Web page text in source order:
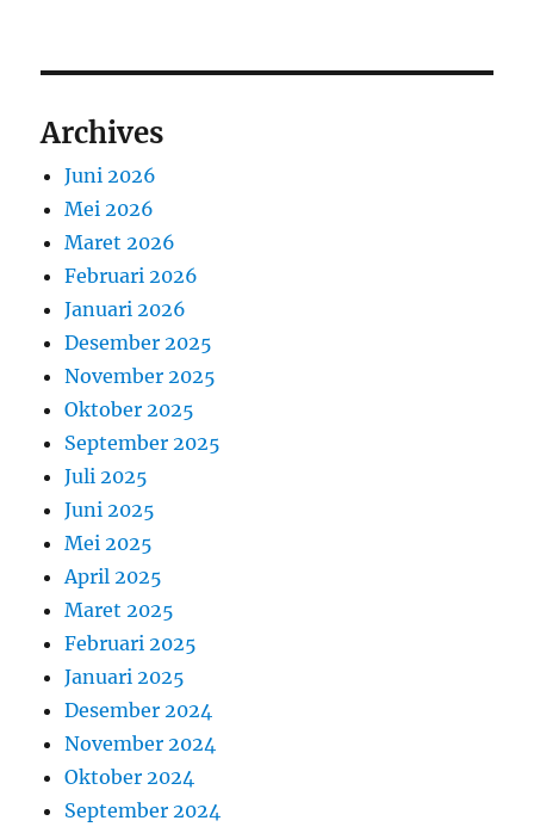
Archives
Juni 2026
Mei 2026
Maret 2026
Februari 2026
Januari 2026
Desember 2025
November 2025
Oktober 2025
September 2025
Juli 2025
Juni 2025
Mei 2025
April 2025
Maret 2025
Februari 2025
Januari 2025
Desember 2024
November 2024
Oktober 2024
September 2024